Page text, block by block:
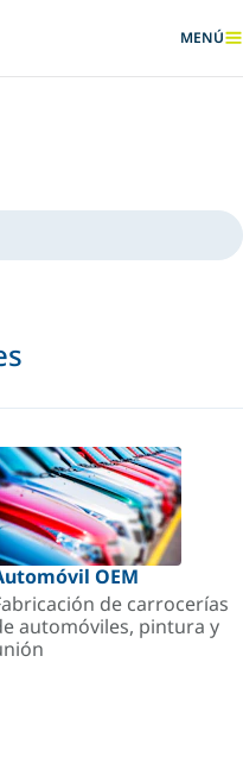
MENÚ
OEM
de carrocerías
automóviles, pintura y